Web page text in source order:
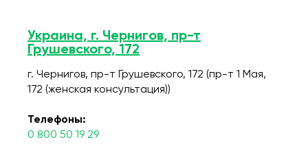
Украина, г. Чернигов, пр-т
Грушевского, 172
г. Чернигов, пр-т Грушевского, 172 (пр-т 1 Мая,
172 (женская консультация))
Телефоны:
0 800 50 19 29